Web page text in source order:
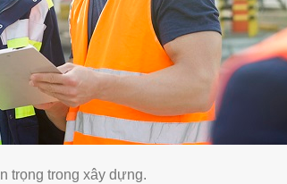
trọng trong xây dựng.